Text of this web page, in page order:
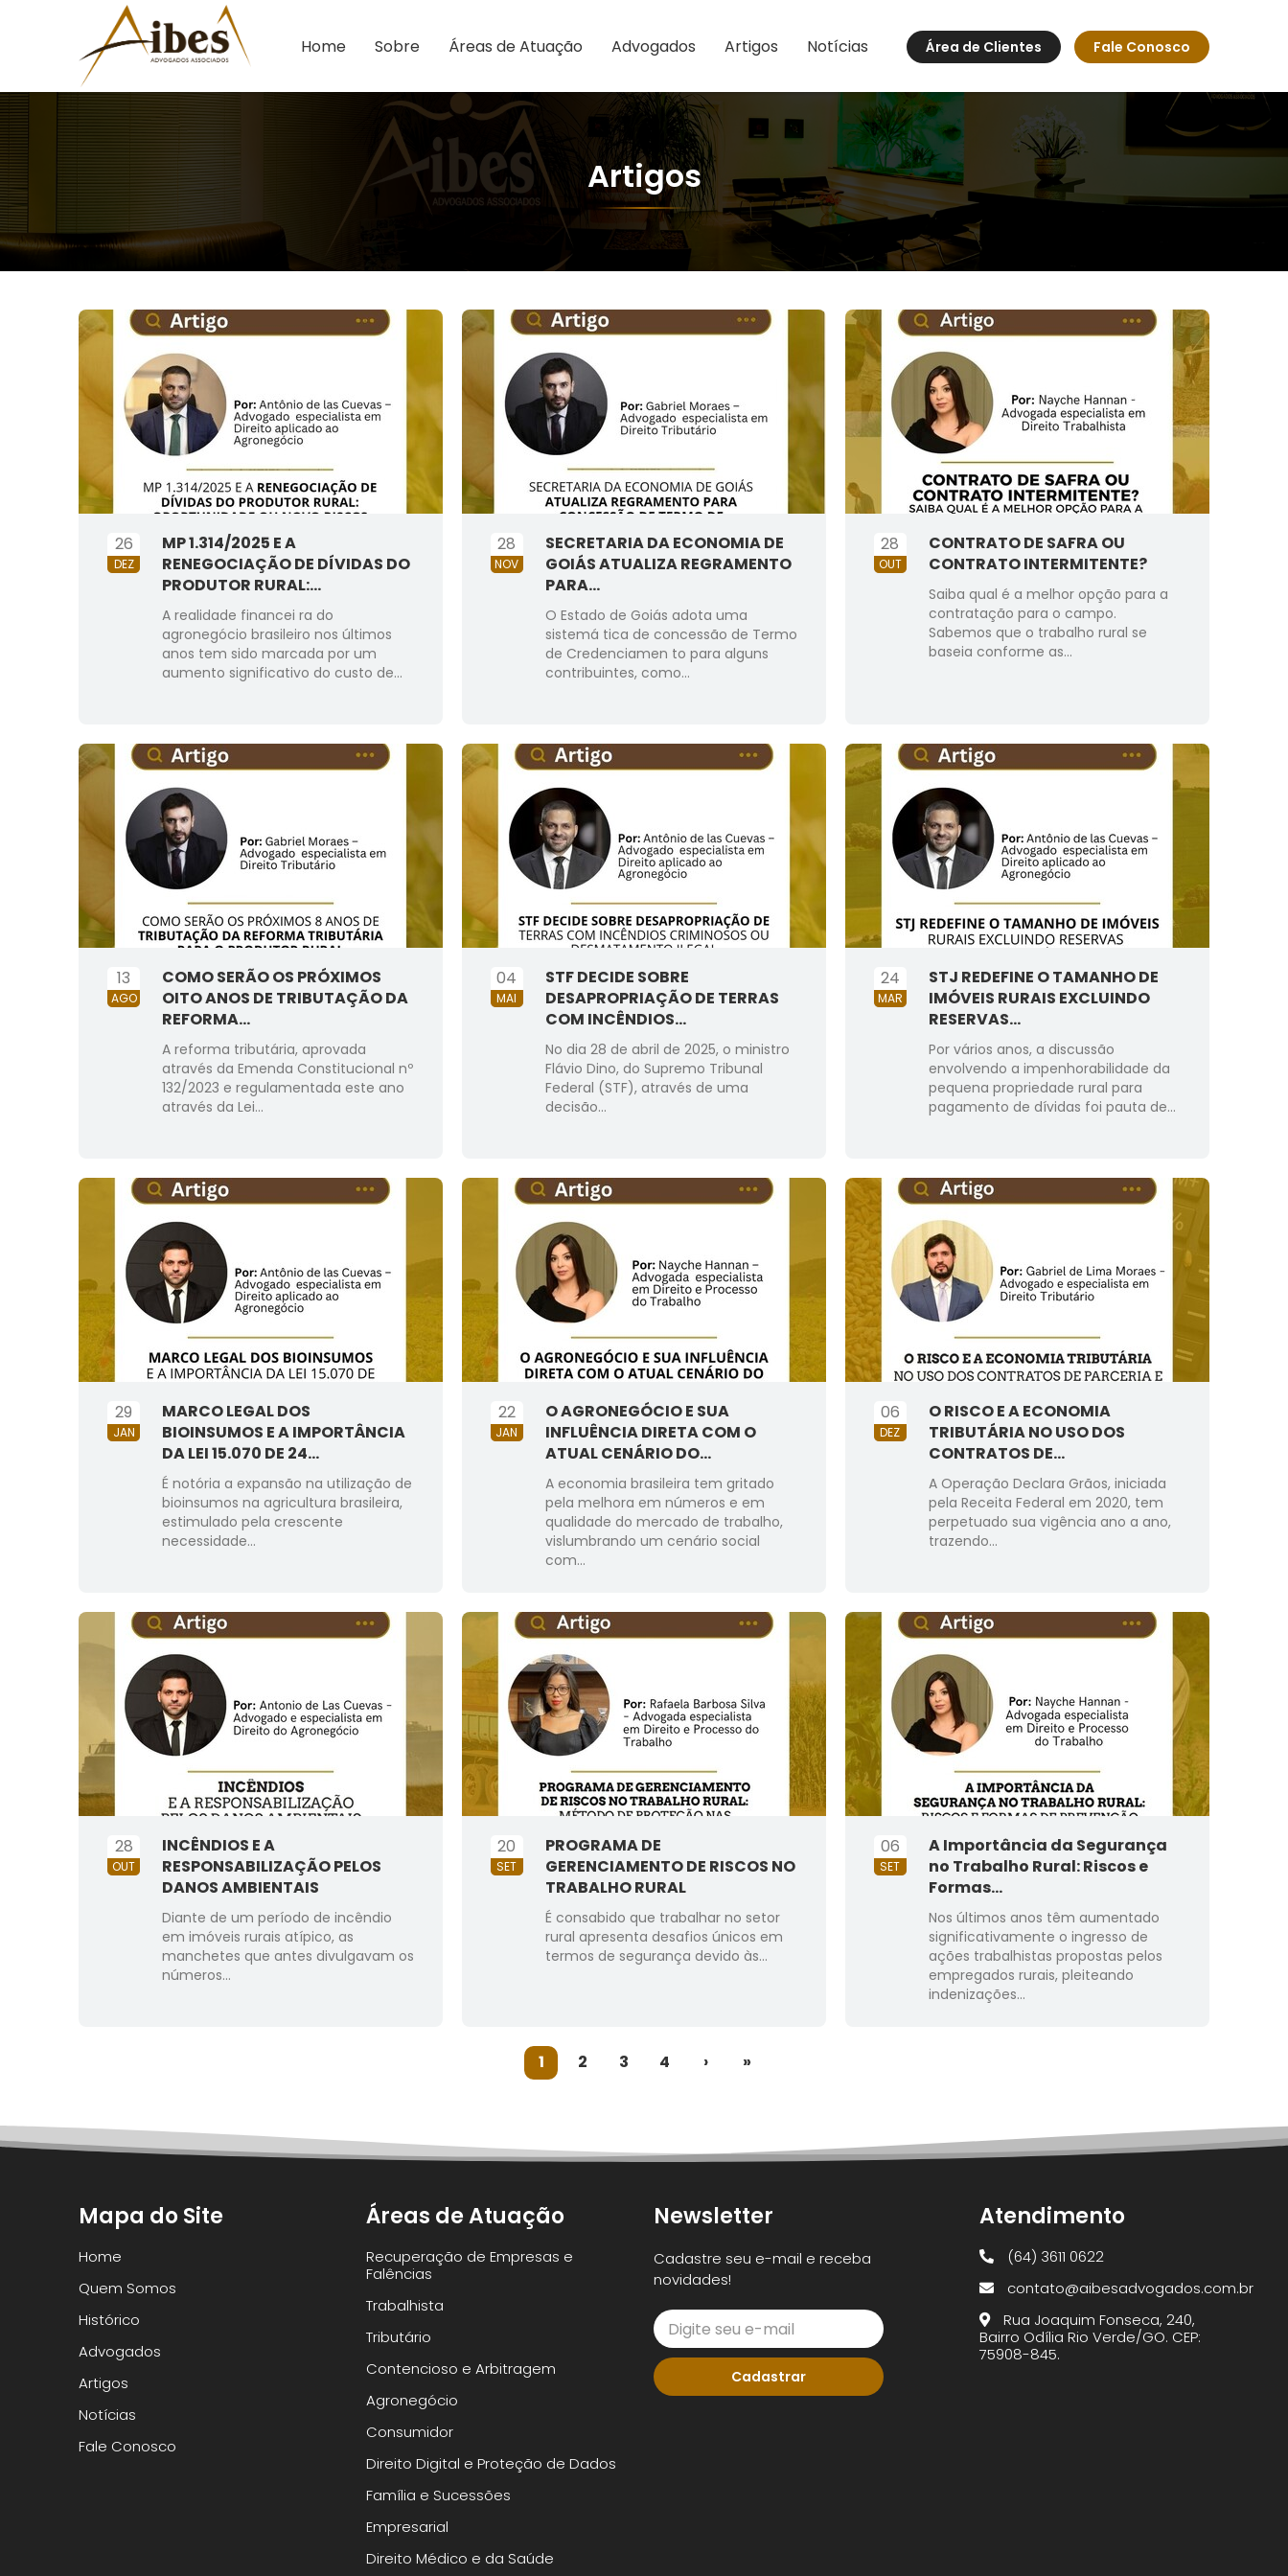
Área de Clientes Fale Conosco
Home Sobre Áreas de Atuação Advogados Artigos Notícias
Artigos
26
DEZ
MP 1.314/2025 E A
RENEGOCIAÇÃO DE DÍVIDAS DO
PRODUTOR RURAL:...
A realidade financei ra do
agronegócio brasileiro nos últimos
anos tem sido marcada por um
aumento significativo do custo de...
28
NOV
SECRETARIA DA ECONOMIA DE
GOIÁS ATUALIZA REGRAMENTO
PARA...
O Estado de Goiás adota uma
sistemá tica de concessão de Termo
de Credenciamen to para alguns
contribuintes, como...
28
OUT
CONTRATO DE SAFRA OU
CONTRATO INTERMITENTE?
Saiba qual é a melhor opção para a
contratação para o campo.
Sabemos que o trabalho rural se
baseia conforme as...
13
AGO
COMO SERÃO OS PRÓXIMOS
OITO ANOS DE TRIBUTAÇÃO DA
REFORMA...
A reforma tributária, aprovada
através da Emenda Constitucional nº
132/2023 e regulamentada este ano
através da Lei...
04
MAI
STF DECIDE SOBRE
DESAPROPRIAÇÃO DE TERRAS
COM INCÊNDIOS...
No dia 28 de abril de 2025, o ministro
Flávio Dino, do Supremo Tribunal
Federal (STF), através de uma
decisão...
24
MAR
STJ REDEFINE O TAMANHO DE
IMÓVEIS RURAIS EXCLUINDO
RESERVAS...
Por vários anos, a discussão
envolvendo a impenhorabilidade da
pequena propriedade rural para
pagamento de dívidas foi pauta de...
29
JAN
MARCO LEGAL DOS
BIOINSUMOS E A IMPORTÂNCIA
DA LEI 15.070 DE 24...
É notória a expansão na utilização de
bioinsumos na agricultura brasileira,
estimulado pela crescente
necessidade...
22
JAN
O AGRONEGÓCIO E SUA
INFLUÊNCIA DIRETA COM O
ATUAL CENÁRIO DO...
A economia brasileira tem gritado
pela melhora em números e em
qualidade do mercado de trabalho,
vislumbrando um cenário social
com...
06
DEZ
O RISCO E A ECONOMIA
TRIBUTÁRIA NO USO DOS
CONTRATOS DE...
A Operação Declara Grãos, iniciada
pela Receita Federal em 2020, tem
perpetuado sua vigência ano a ano,
trazendo...
28
OUT
INCÊNDIOS E A
RESPONSABILIZAÇÃO PELOS
DANOS AMBIENTAIS
Diante de um período de incêndio
em imóveis rurais atípico, as
manchetes que antes divulgavam os
números...
20
SET
PROGRAMA DE
GERENCIAMENTO DE RISCOS NO
TRABALHO RURAL
É consabido que trabalhar no setor
rural apresenta desafios únicos em
termos de segurança devido às...
06
SET
A Importância da Segurança
no Trabalho Rural: Riscos e
Formas...
Nos últimos anos têm aumentado
significativamente o ingresso de
ações trabalhistas propostas pelos
empregados rurais, pleiteando
indenizações...
1(current)
2 3 4 › »
Mapa do Site
Home
Quem Somos
Histórico
Advogados
Artigos
Notícias
Fale Conosco
Áreas de Atuação
Recuperação de Empresas e
Falências
Trabalhista
Tributário
Contencioso e Arbitragem
Agronegócio
Consumidor
Direito Digital e Proteção de Dados
Família e Sucessões
Empresarial
Direito Médico e da Saúde
Newsletter
Cadastre seu e-mail e receba
novidades!
Cadastrar
Atendimento
(64) 3611 0622
contato@aibesadvogados.com.br
Rua Joaquim Fonseca, 240,
Bairro Odília Rio Verde/GO. CEP:
75908-845.